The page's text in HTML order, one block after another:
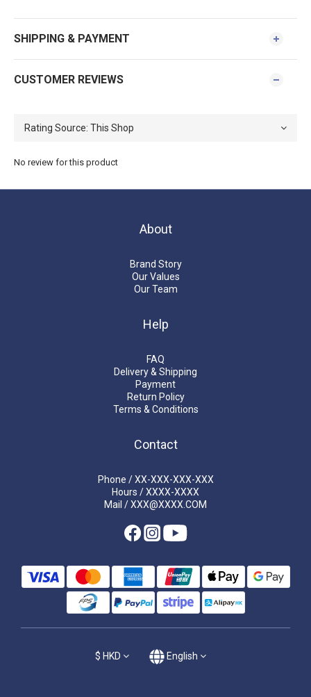
SHIPPING & PAYMENT
CUSTOMER REVIEWS
No review for this product
About
Brand Story
Our Values
Our Team
Help
FAQ
Delivery & Shipping
Payment
Return Policy
Terms & Conditions
Contact
Phone / XX-XXX-XXX-XXX
Hours / XXXX-XXXX
Mail / XXX@XXXX.COM
$ HKD English